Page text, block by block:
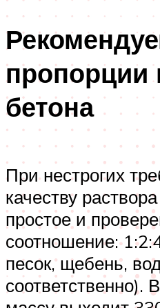
пропорции
бетона
При нестрогих
качеству
простое и
соотношение:
песок, щебень,
соответственно).